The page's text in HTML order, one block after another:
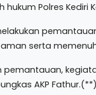
hukum Polres Kediri
serta
pemantauan,
AKP Fathur.(**)